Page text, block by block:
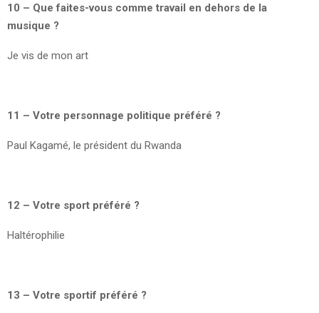
10 – Que faites-vous comme travail en dehors de la
musique ?
Je vis de mon art
11 – Votre personnage politique préféré ?
Paul Kagamé, le président du Rwanda
12 – Votre sport préféré ?
Haltérophilie
13 – Votre sportif préféré ?